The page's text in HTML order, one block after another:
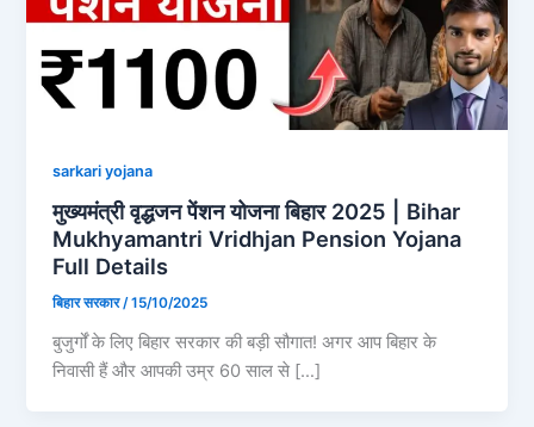
sarkari yojana
मुख्यमंत्री वृद्धजन पेंशन योजना बिहार 2025 | Bihar
Mukhyamantri Vridhjan Pension Yojana
Full Details
बिहार सरकार/15/10/2025
बुजुर्गों के लिए बिहार सरकार की बड़ी सौगात! अगर आप बिहार के
निवासी हैं और आपकी उम्र 60 साल से […]